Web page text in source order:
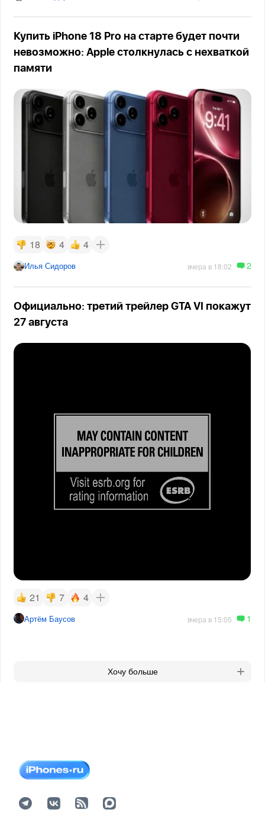
Купить iPhone 18 Pro на старте будет почти
невозможно: Apple столкнулась с нехваткой
памяти
18 4 4
Илья Сидоров вчера в 18:02 2
Официально: третий трейлер GTA VI покажут
27 августа
21 7 4
Артём Баусов вчера в 15:05 1
Хочу больше